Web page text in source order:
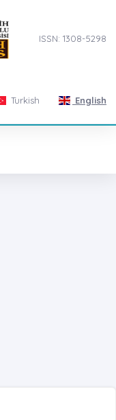
ISSN: 1308-5298
Turkish English